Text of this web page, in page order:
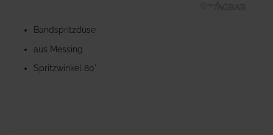
Anfang
Bildgalerie
springen
Bandspritzdüse
aus Messing
Spritzwinkel 80°